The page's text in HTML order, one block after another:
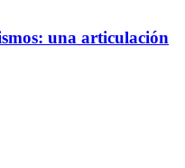
una articulación